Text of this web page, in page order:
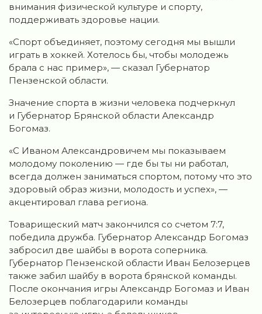
внимания физической культуре и спорту,
поддерживать здоровье нации.
«Спорт объединяет, поэтому сегодня мы вышли
играть в хоккей. Хотелось бы, чтобы молодежь
брала с нас пример», — сказал Губернатор
Пензенской области.
Значение спорта в жизни человека подчеркнул
и Губернатор Брянской области Александр
Богомаз.
«С Иваном Александровичем мы показываем
молодому поколению — где бы ты ни работал,
всегда должен заниматься спортом, потому что это
здоровый образ жизни, молодость и успех», —
акцентировал глава региона.
Товарищеский матч закончился со счетом 7:7,
победила дружба. Губернатор Александр Богомаз
забросил две шайбы в ворота соперника.
Губернатор Пензенской области Иван Белозерцев
также забил шайбу в ворота брянской команды.
После окончания игры Александр Богомаз и Иван
Белозерцев поблагодарили команды